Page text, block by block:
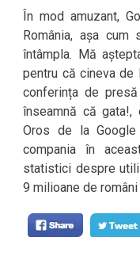
În mod amuzant,
România, așa
întâmpla. Mă
pentru că cineva de
conferința de
înseamnă că gata!,
Oros de la
compania în
statistici despre
9 milioane de români